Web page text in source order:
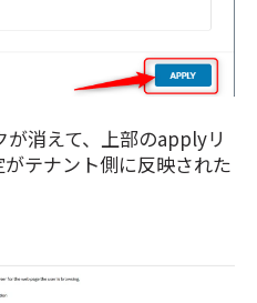
消えて、上部のapplyリ
テナント側に反映された